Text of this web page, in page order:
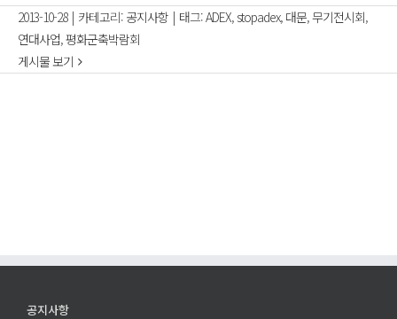
2013-10-28 | 카테고리: 공지사항 | 태그:ADEX, stopadex, 대문,무기전시회,
연대사업,평화군축박람회
게시물 보기
공지사항